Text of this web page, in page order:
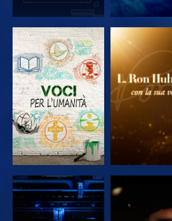
ESPLORA LE
SERIE
ESPLORA
SERIE
ESPLORA LE